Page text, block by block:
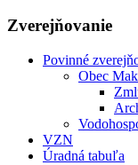
Zverejňovanie
Povinné
Obec
VZN
Úradná tabuľa